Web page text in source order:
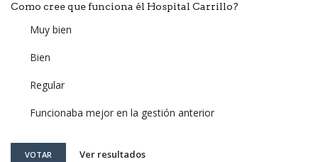
Como cree que funciona él Hospital Carrillo?
Muy bien
Bien
Regular
Funcionaba mejor en la gestión anterior
VOTAR Ver resultados